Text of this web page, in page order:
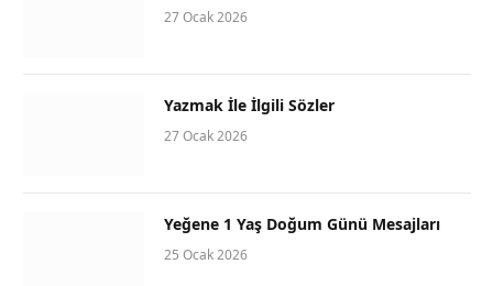
27 Ocak 2026
Yazmak İle İlgili Sözler
27 Ocak 2026
Yeğene 1 Yaş Doğum Günü Mesajları
25 Ocak 2026